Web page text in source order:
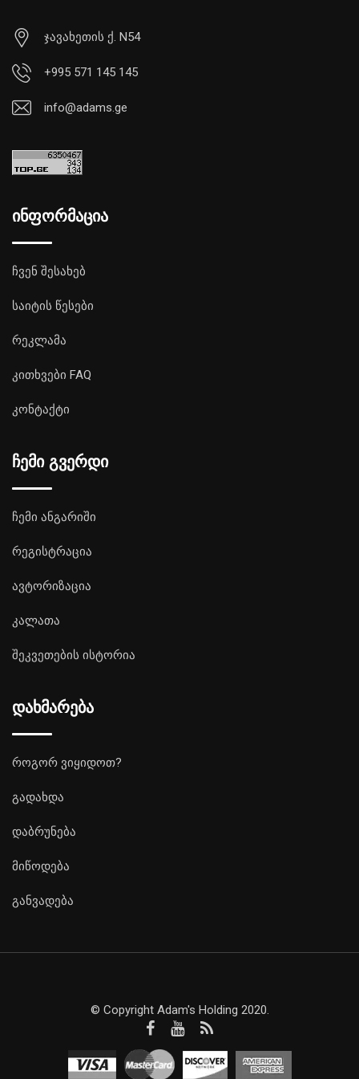
ჯავახეთის ქ. N54
+995 571 145 145
info@adams.ge
ინფორმაცია
ჩვენ შესახებ
საიტის წესები
რეკლამა
კითხვები FAQ
კონტაქტი
ჩემი გვერდი
ჩემი ანგარიში
რეგისტრაცია
ავტორიზაცია
კალათა
შეკვეთების ისტორია
დახმარება
როგორ ვიყიდოთ?
გადახდა
დაბრუნება
მიწოდება
განვადება
© Copyright Adam's Holding 2020.